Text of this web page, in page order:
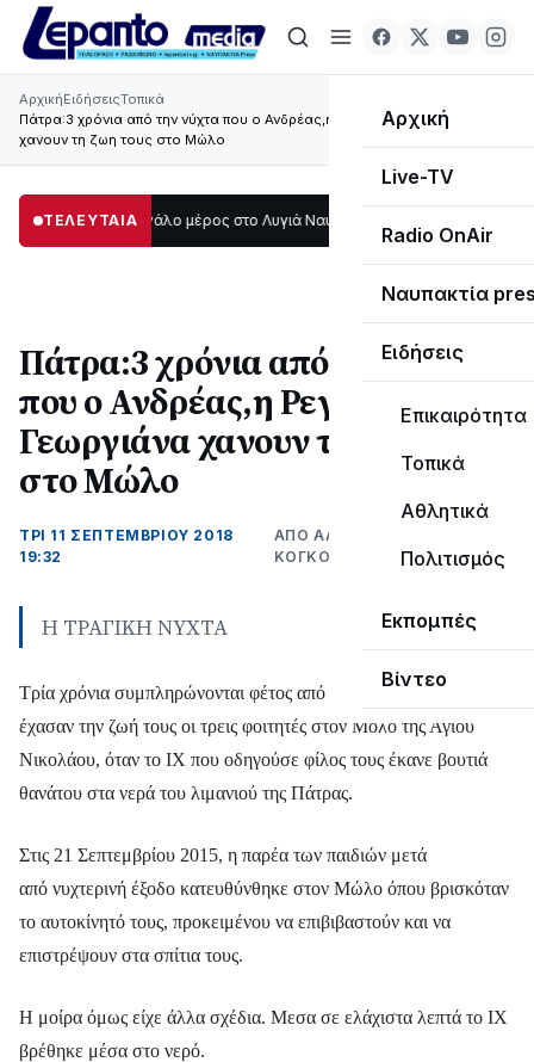
Αρχική
Live-TV
Radio OnAir
Ναυπακτία
Ειδήσεις
Επικαιρότητα
Τοπικά
Αθλητικά
Πολιτισμός
Εκπομπές
Βίντεο
ΑρχικήΕιδήσειςΤοπικά
Πάτρα:3 χρόνια από την νύχτα που ο Ανδρέας,η Ρεγγίνα και η Γεωργιάνα
χανουν τη ζωη τους στο Μώλο
ΤΕΛΕΥΤΑΙΑ
σκοτάδι μεγάλο μέρος στο Λυγιά Ναυπάκτου12:08
Πάτρα:3 χρόνια από την νύχτα
που ο Ανδρέας,η Ρεγγίνα και η
Γεωργιάνα χανουν τη ζωη τους
στο Μώλο
ΤΡΊ 11 ΣΕΠΤΕΜΒΡΊΟΥ 2018
19:32
ΑΠΌ ΑΛΈΞΑΝΔΡΟΣ
ΚΟΓΚΌΛΗΣ
Η ΤΡΑΓΙΚΗ ΝΥΧΤΑ
Τρία χρόνια συμπληρώνονται φέτος από την τραγική νύχτα που
έχασαν την ζωή τους οι τρεις φοιτητές στον Μόλο της Αγίου
Νικολάου, όταν το ΙΧ που οδηγούσε φίλος τους έκανε βουτιά
θανάτου στα νερά του λιμανιού της Πάτρας.
Στις 21 Σεπτεμβρίου 2015, η παρέα των παιδιών μετά
από νυχτερινή έξοδο κατευθύνθηκε στον Μώλο όπου βρισκόταν
το αυτοκίνητό τους, προκειμένου να επιβιβαστούν και να
επιστρέψουν στα σπίτια τους.
Η μοίρα όμως είχε άλλα σχέδια. Μεσα σε ελάχιστα λεπτά το ΙΧ
βρέθηκε μέσα στο νερό.